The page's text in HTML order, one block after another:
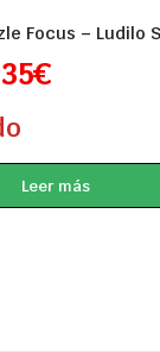
Focus – Ludilo
€
Leer más